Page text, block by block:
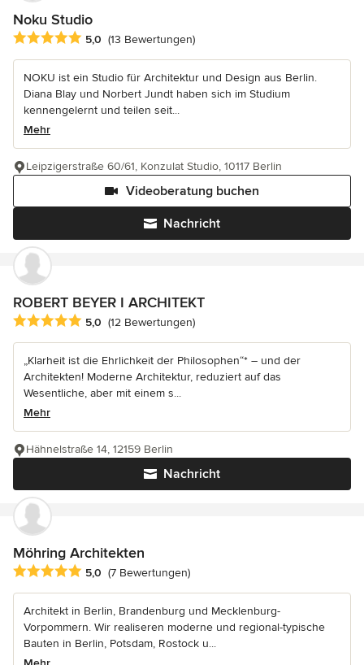
Noku Studio
Durchschnittliche Bewertung: 5 von 5 Sternen
5,0 (13 Bewertungen)
NOKU ist ein Studio für Architektur und Design aus Berlin.
Diana Blay und Norbert Jundt haben sich im Studium
kennengelernt und teilen seit...
Mehr
Nachricht
Videoberatung buchen
Leipzigerstraße 60/61, Konzulat Studio, 10117 Berlin
ROBERT BEYER I ARCHITEKT
Durchschnittliche Bewertung: 5 von 5 Sternen
5,0 (12 Bewertungen)
„Klarheit ist die Ehrlichkeit der Philosophen“* – und der
Architekten! Moderne Architektur, reduziert auf das
Wesentliche, aber mit einem s...
Mehr
Nachricht
Hähnelstraße 14, 12159 Berlin
Möhring Architekten
Durchschnittliche Bewertung: 5 von 5 Sternen
5,0 (7 Bewertungen)
Architekt in Berlin, Brandenburg und Mecklenburg-
Vorpommern. Wir realiseren moderne und regional-typische
Bauten in Berlin, Potsdam, Rostock u...